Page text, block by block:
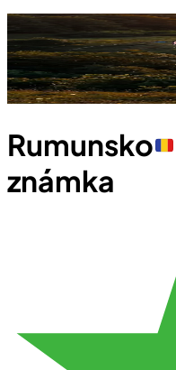
Rumunsko
známka